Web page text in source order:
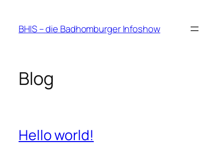
springen
BHIS – die Badhomburger Infoshow
Blog
Hello world!